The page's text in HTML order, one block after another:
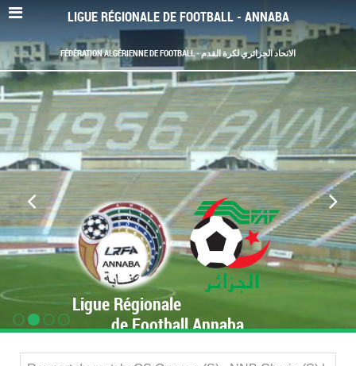
LIGUE RÉGIONALE DE FOOTBALL - ANNABA
FÉDÉRATION ALGÉRIENNE DE FOOTBALL - الاتحاد الجزائري لكرة القدم
Ligue Régionale
de Football Annaba